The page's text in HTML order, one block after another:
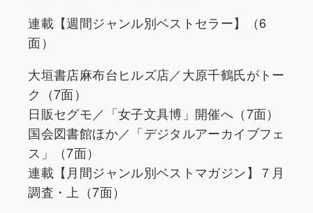
連載【週間ジャンル別ベストセラー】（6
面）
大垣書店麻布台ヒルズ店／大原千鶴氏がトー
ク（7面）
日販セグモ／「女子文具博」開催へ（7面）
国会図書館ほか／「デジタルアーカイブフェ
ス」（7面）
連載【月間ジャンル別ベストマガジン】７月
調査・上（7面）